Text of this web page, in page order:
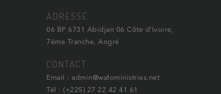
ADRESSE
06 BP 6731 Abidjan 06 Côte d’Ivoire,
7ème Tranche, Angré
CONTACT
Email : admin@wafoministries.net
Tél : (+225) 27 22 42 41 61